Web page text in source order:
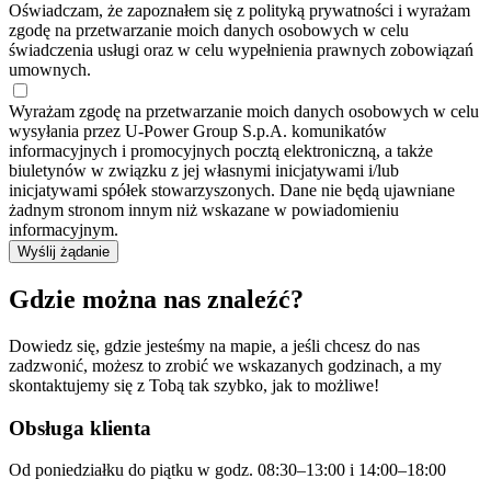
Oświadczam, że zapoznałem się z polityką prywatności i wyrażam
zgodę na przetwarzanie moich danych osobowych w celu
świadczenia usługi oraz w celu wypełnienia prawnych zobowiązań
umownych.
Wyrażam zgodę na przetwarzanie moich danych osobowych w celu
wysyłania przez U-Power Group S.p.A. komunikatów
informacyjnych i promocyjnych pocztą elektroniczną, a także
biuletynów w związku z jej własnymi inicjatywami i/lub
inicjatywami spółek stowarzyszonych. Dane nie będą ujawniane
żadnym stronom innym niż wskazane w powiadomieniu
informacyjnym.
Wyślij żądanie
Gdzie można nas znaleźć?
Dowiedz się, gdzie jesteśmy na mapie, a jeśli chcesz do nas
zadzwonić, możesz to zrobić we wskazanych godzinach, a my
skontaktujemy się z Tobą tak szybko, jak to możliwe!
Obsługa klienta
Od poniedziałku do piątku w godz. 08:30–13:00 i 14:00–18:00